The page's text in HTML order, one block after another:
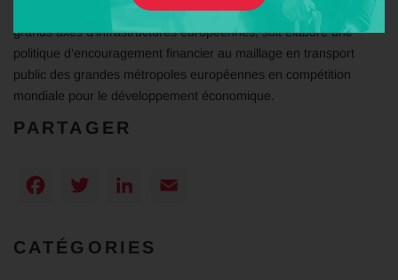
La Fnaut défend l’idée qu’aux côtés du plan européen des
grands axes d’infrastructures européennes, soit élaboré une
politique d’encouragement financier au maillage en transport
public des grandes métropoles européennes en compétition
mondiale pour le développement économique.
PARTAGER
Facebook
TwitterLinkedIn
CATÉGORIES